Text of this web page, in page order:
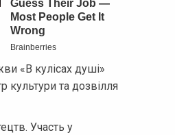
«В кулісах душі»
культури та дозвілля
Участь у